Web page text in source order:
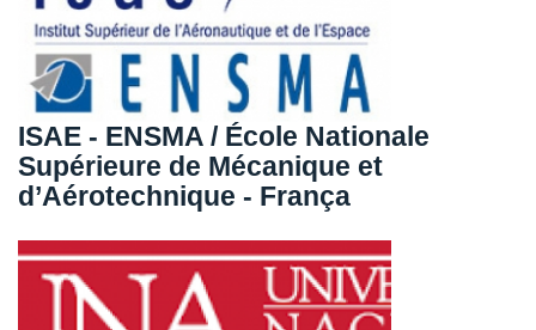
ISAE - ENSMA / École Nationale
Supérieure de Mécanique et
d’Aérotechnique - França